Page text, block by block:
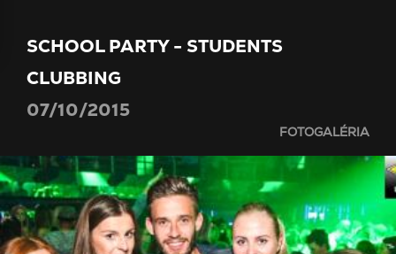
SCHOOL PARTY - STUDENTS
CLUBBING
07/10/2015
FOTOGALÉRIA